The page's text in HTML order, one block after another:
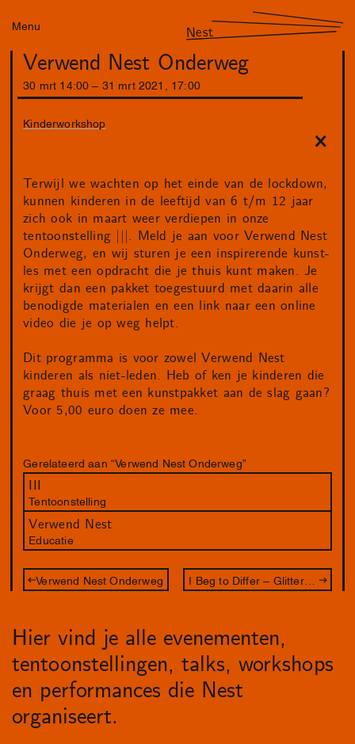
Menu Nest
Verwend Nest Onderweg
30 mrt 14 :00 31 mrt 2021 17 : 00
Kinderworkshop
Terwijl we wachten op het einde van de lockdown,
kunnen kinderen in de leeftijd van 6 t/m 12 jaar
zich ook in maart weer verdiepen in onze
tentoonstelling |||. Meld je aan voor Verwend Nest
Onderweg, en wij sturen je een inspirerende kunst-
les met een opdracht die je thuis kunt maken. Je
krijgt dan een pakket toegestuurd met daarin alle
benodigde materialen en een link naar een online
video die je op weg helpt.
Dit programma is voor zowel Verwend Nest
kinderen als niet-leden. Heb of ken je kinderen die
graag thuis met een kunstpakket aan de slag gaan?
Voor 5,00 euro doen ze mee.
Gerelateerd aan “Verwend Nest Onderweg”
III
Tentoonstelling
Verwend Nest
Educatie
Verwend Nest Onderweg I Beg to Differ – Glitterstudio
Hier vind je alle evenementen,
tentoonstellingen, talks, workshops
en performances die Nest
organiseert.